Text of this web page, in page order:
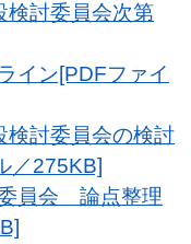
検討委員会次第
イン[PDFファイ
検討委員会の検討
／275KB]
員会 論点整理